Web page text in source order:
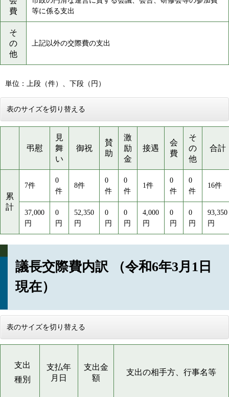
費
等に係る支出
そ
の
他
上記以外の交際費の支出
単位：上段（件）、下段（円）
表のサイズを切り替える
弔慰
見
舞
い
御祝
賛
助
激
励
金
接遇
会
費
そ
の
他
合計
累
計
7件
0
件
8件
0
件
0
件
1件
0
件
0
件
16件
37,000
円
0
円
52,350
円
0
円
0
円
4,000
円
0
円
0
円
93,350
円
議長交際費内訳 （令和6年3月1日
現在）
表のサイズを切り替える
支出
種別
支払年
月日
支出金
額
支出の相手方、行事名等